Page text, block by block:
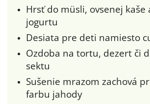
Hrsť do müsli, ovsenej kaše
jogurtu
Desiata pre deti namiesto
Ozdoba na tortu, dezert či
sektu
Sušenie mrazom zachová
farbu jahody